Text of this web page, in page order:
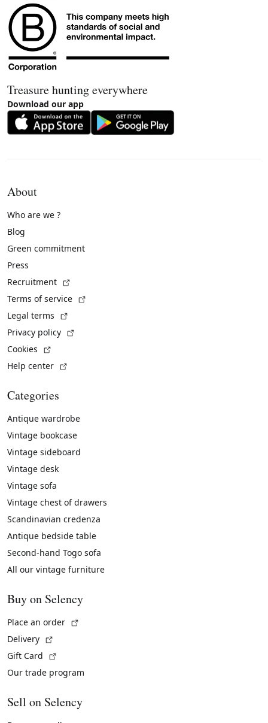
Treasure hunting everywhere
Download our app
About
Who are we ?
Blog
Green commitment
Press
Recruitment
Terms of service
Legal terms
Privacy policy
Cookies
Help center
Categories
Antique wardrobe
Vintage bookcase
Vintage sideboard
Vintage desk
Vintage sofa
Vintage chest of drawers
Scandinavian credenza
Antique bedside table
Second-hand Togo sofa
All our vintage furniture
Buy on Selency
Place an order
Delivery
Gift Card
Our trade program
Sell on Selency